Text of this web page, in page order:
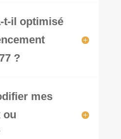
t-il optimisé
?
mes
ou